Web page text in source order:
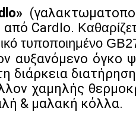
από Cardlo.
τυποποιημένο
αυξανόμενο όγκο
διάρκεια
χαμηλής
& μαλακή κόλλα.